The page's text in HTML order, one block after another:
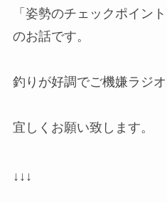
「姿勢のチェックポイント
のお話です。
釣りが好調でご機嫌ラジ
宜しくお願い致します。
↓↓↓